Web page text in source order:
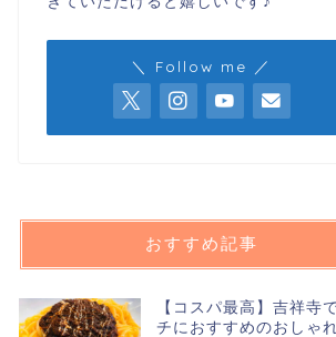
＼ Follow me ／
おすすめ記事
【コスパ最高】吉祥寺
チにおすすめのおしゃ